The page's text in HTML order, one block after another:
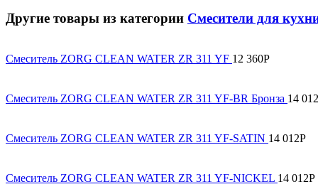
Другие товары из категории Смесители для
Смеситель ZORG CLEAN WATER ZR 311 YF 12 360Р
Смеситель ZORG CLEAN WATER ZR 311 YF-BR Бронза 14 012
Смеситель ZORG CLEAN WATER ZR 311 YF-SATIN 14 012Р
Смеситель ZORG CLEAN WATER ZR 311 YF-NICKEL 14 012Р